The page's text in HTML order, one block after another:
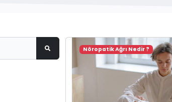
Nöropatik Ağrı Nedir ?